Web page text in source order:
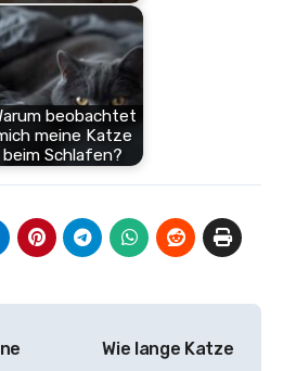
beobachtet
meine Katze
beim Schlafen?
Wie lange Katze